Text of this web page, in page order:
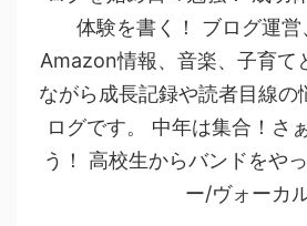
体験を書く！ ブログ運営
Amazon情報、音楽、子育て
ながら成長記録や読者目線の
ログです。 中年は集合！さ
う！ 高校生からバンドをや
ー/ヴォーカ